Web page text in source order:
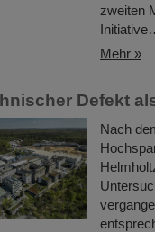
zweiten
Mehr »
Defekt
Nach